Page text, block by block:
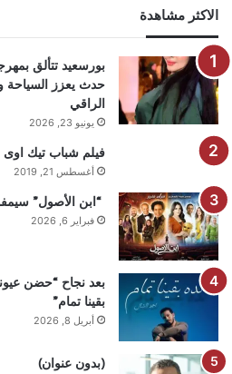
الاكثر مشاهدة
بورسعيد تتألق
حدث يعزز السياحة
الراقي
يونيو 23, 2026
فيلم شباب تيك اوى
أغسطس 21, 2019
“ابن الأصول”
فبراير 6, 2026
بعد نجاح “حضن
بقينا تمام”
أبريل 8, 2026
(بدون عنوان)